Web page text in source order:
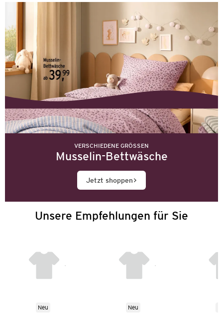
VERSCHIEDENE GRÖSSEN
Musselin-Bettwäsche
Jetzt shoppen
Unsere Empfehlungen für Sie
Neu
Neu